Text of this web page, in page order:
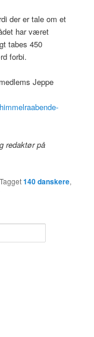
der er tale om et
har været
tabes 450
forbi.
Jeppe
redaktør på
Tagget140 danskere,